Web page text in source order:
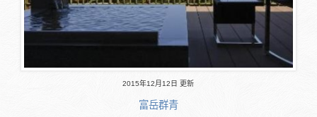
2015年12月12日 更新
富岳群青